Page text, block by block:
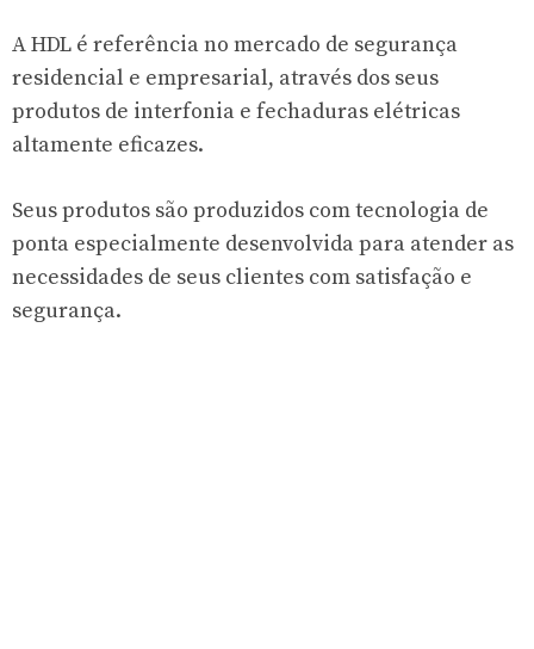
A HDL é referência no mercado de segurança
residencial e empresarial, através dos seus
produtos de interfonia e fechaduras elétricas
altamente eficazes.
Seus produtos são produzidos com tecnologia de
ponta especialmente desenvolvida para atender as
necessidades de seus clientes com satisfação e
segurança.